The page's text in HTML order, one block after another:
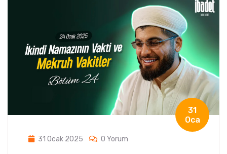
31
Oca
31 Ocak 2025 0 Yorum